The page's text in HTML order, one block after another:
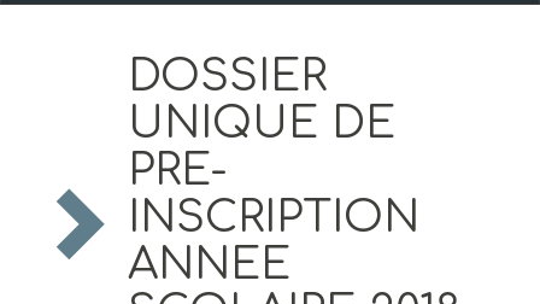
DOSSIER
UNIQUE DE
PRE-
INSCRIPTION
ANNEE